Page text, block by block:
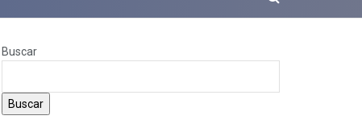
Buscar
Buscar